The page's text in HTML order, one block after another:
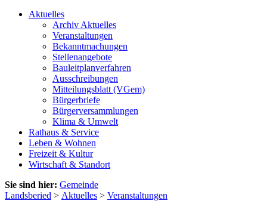
Aktuelles
Archiv Aktuelles
Veranstaltungen
Bekanntmachungen
Stellenangebote
Bauleitplanverfahren
Ausschreibungen
Mitteilungsblatt (VGem)
Bürgerbriefe
Bürgerversammlungen
Klima & Umwelt
Rathaus & Service
Leben & Wohnen
Freizeit & Kultur
Wirtschaft & Standort
Sie sind hier: Gemeinde
Landsberied > Aktuelles > Veranstaltungen